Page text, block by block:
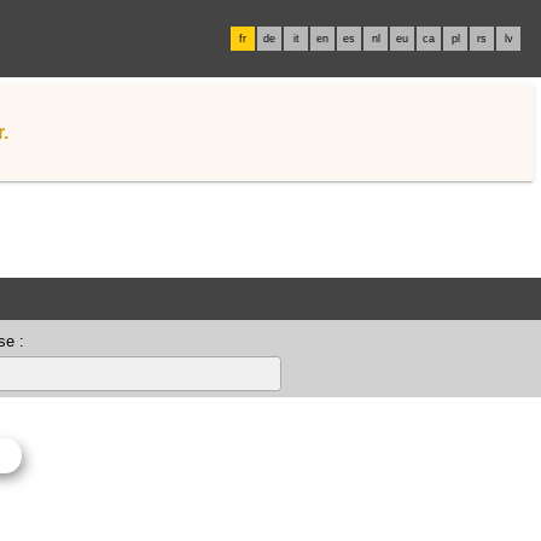
fr de it en es nl eu ca pl rs lv
: